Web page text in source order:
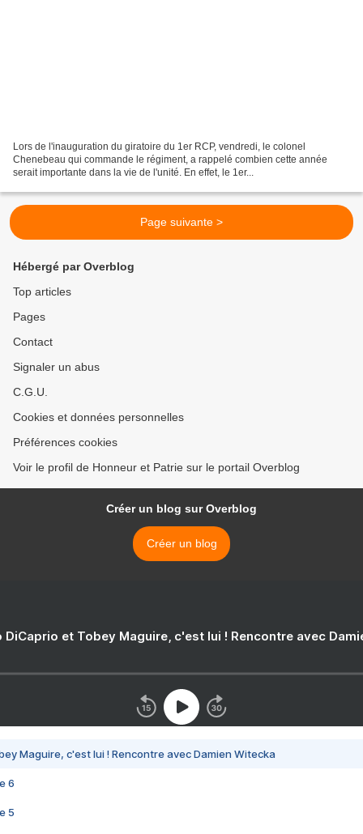
Lors de l'inauguration du giratoire du 1er RCP, vendredi, le colonel
Chenebeau qui commande le régiment, a rappelé combien cette année
serait importante dans la vie de l'unité. En effet, le 1er...
Page suivante >
Hébergé par Overblog
Top articles
Pages
Contact
Signaler un abus
C.G.U.
Cookies et données personnelles
Préférences cookies
Voir le profil de Honneur et Patrie sur le portail Overblog
Créer un blog sur Overblog
Créer un blog
DiCaprio et Tobey Maguire, c'est lui ! Rencontre avec
Maguire, c'est lui ! Rencontre avec Damien Witecka
6
5